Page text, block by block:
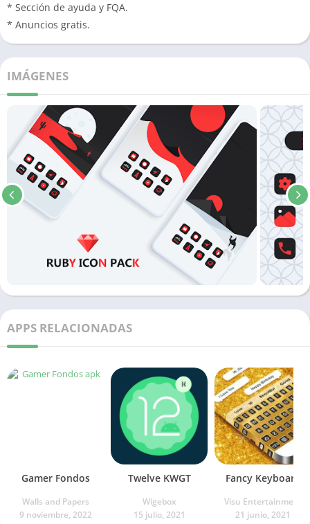
* Sección de ayuda y FQA.
* Anuncios gratis.
IMÁGENES
APPS RELACIONADAS
Gamer Fondos
Walls and Papers
9 noviembre, 2022
Twelve KWGT
Wigebox
15 julio, 2021
Fancy Keyboard
Visu Entertainment
21 junio, 2021